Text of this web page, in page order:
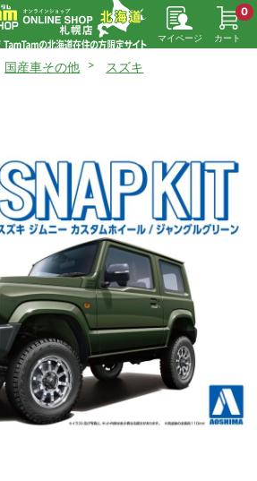
マイページ カート
0
国産車その他 スズキ